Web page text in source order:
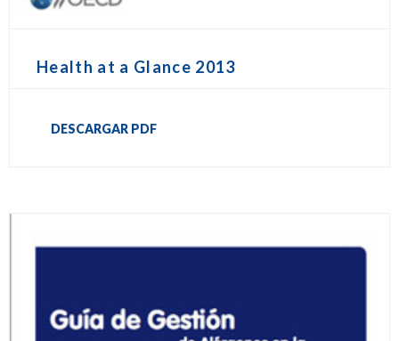
Health at a Glance 2013
DESCARGAR PDF